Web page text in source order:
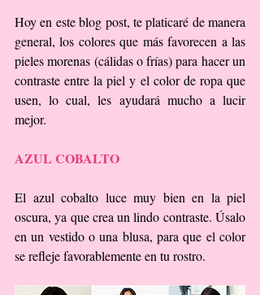
Hoy en este blog post, te platicaré de manera
general, los colores que más favorecen a las
pieles morenas (cálidas o frías) para hacer un
contraste entre la piel y el color de ropa que
usen, lo cual, les ayudará mucho a lucir
mejor.
AZUL COBALTO
El azul cobalto luce muy bien en la piel
oscura, ya que crea un lindo contraste. Úsalo
en un vestido o una blusa, para que el color
se refleje favorablemente en tu rostro.